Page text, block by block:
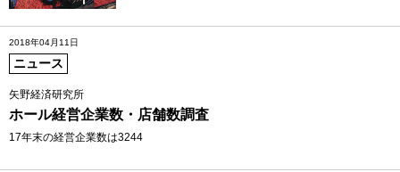
2018年04月11日
ニュース
矢野経済研究所
ホール経営企業数・店舗数調査
17年末の経営企業数は3244